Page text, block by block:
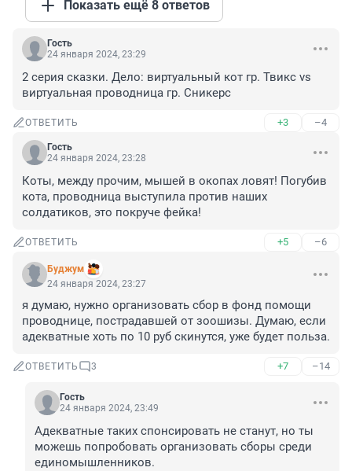
Показать ещё 8 ответов
Гость
24 января 2024, 23:29
2 серия сказки. Дело: виртуальный кот гр. Твикс vs
виртуальная проводница гр. Сникерс
ОТВЕТИТЬ +3 –4
Гость
24 января 2024, 23:28
Коты, между прочим, мышей в окопах ловят! Погубив
кота, проводница выступила против наших
солдатиков, это покруче фейка!
ОТВЕТИТЬ +5 –6
Буджум
24 января 2024, 23:27
я думаю, нужно организовать сбор в фонд помощи
проводнице, пострадавшей от зоошизы. Думаю, если
адекватные хоть по 10 руб скинутся, уже будет польза.
ОТВЕТИТЬ 3 +7 –14
Гость
24 января 2024, 23:49
Адекватные таких спонсировать не станут, но ты
можешь попробовать организовать сборы среди
единомышленников.